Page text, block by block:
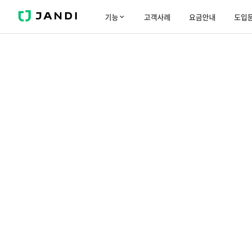
J
N
기능 고객사례 요금안내 도입